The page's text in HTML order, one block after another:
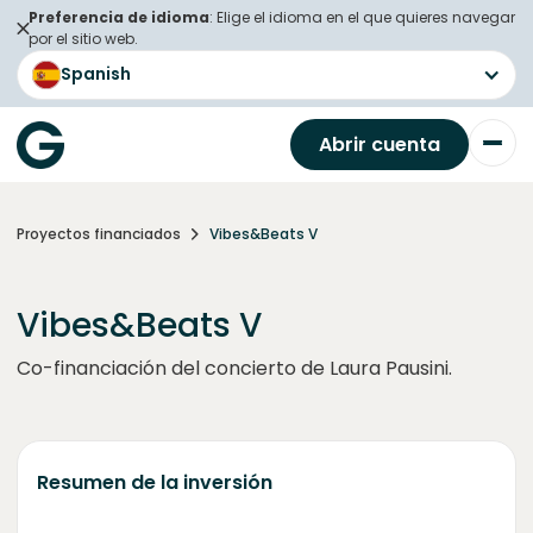
Preferencia de idioma: Elige el idioma en el que quieres navegar
por el sitio web.
Spanish
Abrir cuenta
Proyectos financiados Vibes&Beats V
Vibes&Beats V
Co-financiación del concierto de Laura Pausini.
Resumen de la inversión